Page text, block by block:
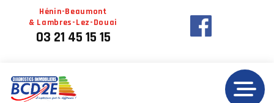
Panneau de gestion des cookies